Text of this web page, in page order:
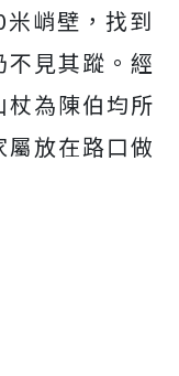
峭壁，找到
見其蹤。經
為陳伯均所
放在路口做